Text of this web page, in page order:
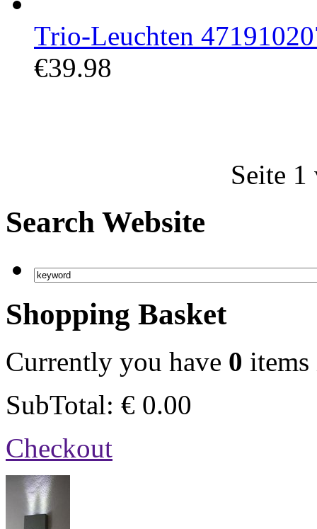
Trio-Leuchten
€39.98
Seite 1
Search Website
Shopping Basket
Currently you have 0
SubTotal: € 0.00
Checkout